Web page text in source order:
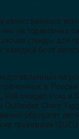
на тормозных
стенды для
каждый болт
на
в
Volkswagen Polo и
Chery
обслужат
грузовики ISUZU